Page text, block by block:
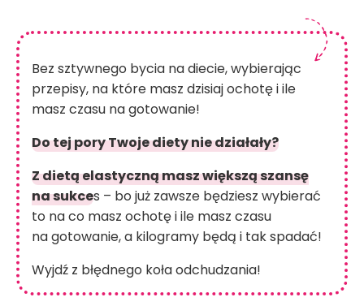
Bez sztywnego bycia na diecie, wybierając
przepisy, na które masz dzisiaj ochotę i ile
masz czasu na gotowanie!
Do tej pory Twoje diety nie działały?
Z dietą elastyczną masz większą szansę
na sukces – bo już zawsze będziesz wybierać
to na co masz ochotę i ile masz czasu
na gotowanie, a kilogramy będą i tak spadać!
Wyjdź z błędnego koła odchudzania!